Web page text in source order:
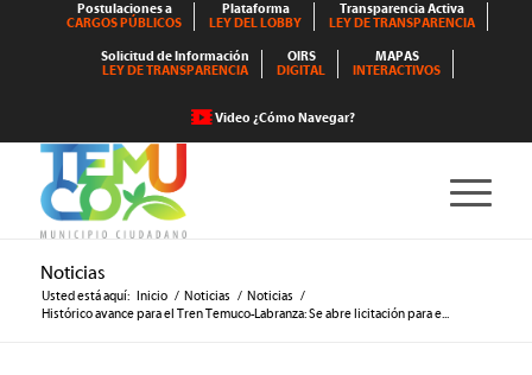
Postulaciones a
CARGOS PÚBLICOS
Plataforma
LEY DEL LOBBY
Transparencia Activa
LEY DE TRANSPARENCIA
Solicitud de Información
LEY DE TRANSPARENCIA
OIRS
DIGITAL
MAPAS
INTERACTIVOS
Video ¿Cómo Navegar?
Noticias
Usted está aquí: Inicio / Noticias / Noticias /
Histórico avance para el Tren Temuco-Labranza: Se abre licitación para e...